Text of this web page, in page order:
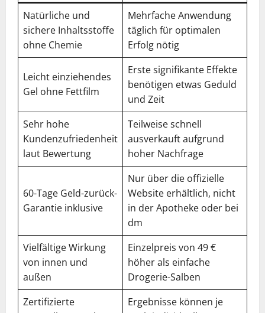
Natürliche und
sichere Inhaltsstoffe
ohne Chemie
Mehrfache Anwendung
täglich für optimalen
Erfolg nötig
Leicht einziehendes
Gel ohne Fettfilm
Erste signifikante Effekte
benötigen etwas Geduld
und Zeit
Sehr hohe
Kundenzufriedenheit
laut Bewertung
Teilweise schnell
ausverkauft aufgrund
hoher Nachfrage
60-Tage Geld-zurück-
Garantie inklusive
Nur über die offizielle
Website erhältlich, nicht
in der Apotheke oder bei
dm
Vielfältige Wirkung
von innen und
außen
Einzelpreis von 49 €
höher als einfache
Drogerie-Salben
Zertifizierte
Ergebnisse können je